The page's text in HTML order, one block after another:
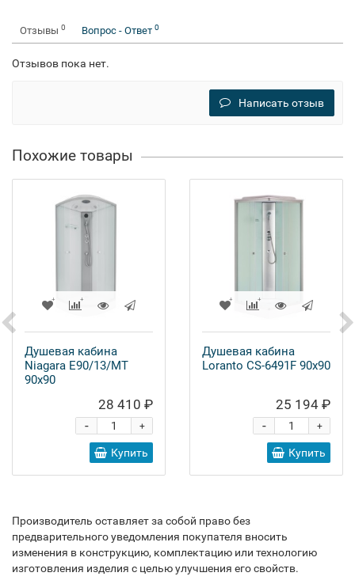
Отзывы 0 Вопрос - Ответ 0
Отзывов пока нет.
Написать отзыв
Похожие товары
Душевая кабина
Niagara E90/13/MT
90x90
28 410 ₽
+
-
Купить
Душевая кабина
Loranto CS-6491F 90x90
25 194 ₽
+
-
Купить
Производитель оставляет за собой право без
предварительного уведомления покупателя вносить
изменения в конструкцию, комплектацию или технологию
изготовления изделия с целью улучшения его свойств.